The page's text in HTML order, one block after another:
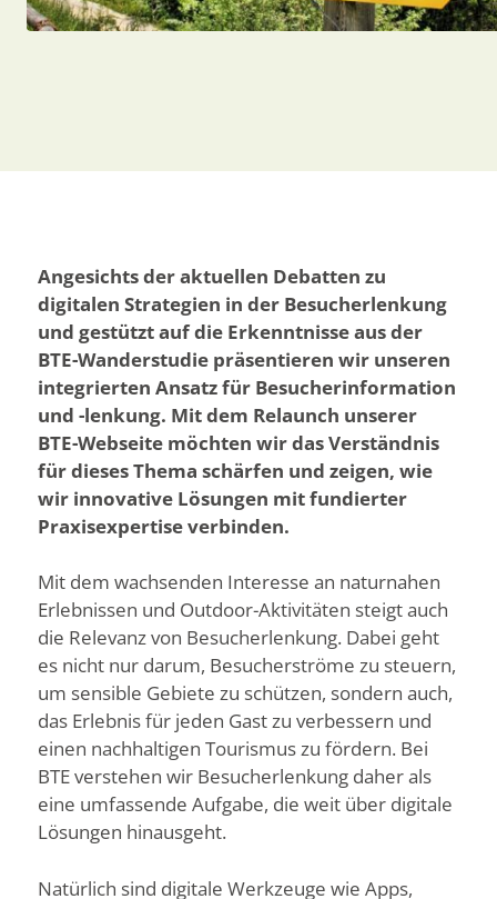
Angesichts der aktuellen Debatten zu
digitalen Strategien in der Besucherlenkung
und gestützt auf die Erkenntnisse aus der
BTE-Wanderstudie präsentieren wir unseren
integrierten Ansatz für Besucherinformation
und -lenkung. Mit dem Relaunch unserer
BTE-Webseite möchten wir das Verständnis
für dieses Thema schärfen und zeigen, wie
wir innovative Lösungen mit fundierter
Praxisexpertise verbinden.
Mit dem wachsenden Interesse an naturnahen
Erlebnissen und Outdoor-Aktivitäten steigt auch
die Relevanz von Besucherlenkung. Dabei geht
es nicht nur darum, Besucherströme zu steuern,
um sensible Gebiete zu schützen, sondern auch,
das Erlebnis für jeden Gast zu verbessern und
einen nachhaltigen Tourismus zu fördern. Bei
BTE verstehen wir Besucherlenkung daher als
eine umfassende Aufgabe, die weit über digitale
Lösungen hinausgeht.
Natürlich sind digitale Werkzeuge wie Apps,